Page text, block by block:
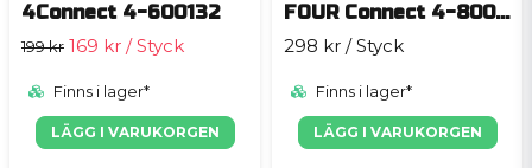
4Connect 4-600132
199 kr 169 kr / Styck
Finns i lager*
LÄGG I VARUKORGEN
FOUR Connect 4-800331
298 kr / Styck
Finns i lager*
LÄGG I VARUKORGEN